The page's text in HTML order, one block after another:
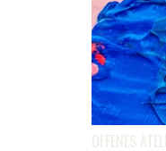
OFFENES